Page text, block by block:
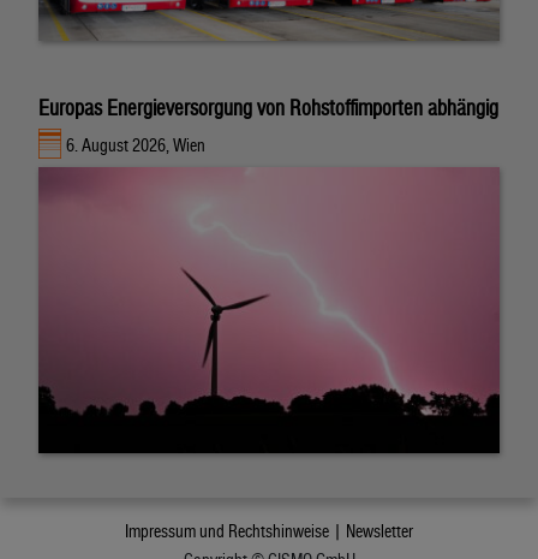
Europas Energieversorgung von Rohstoffimporten abhängig
6. August 2026, Wien
Impressum und Rechtshinweise | Newsletter